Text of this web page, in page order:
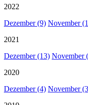
2022
Dezember (9) November
2021
Dezember (13) November
2020
Dezember (4) November